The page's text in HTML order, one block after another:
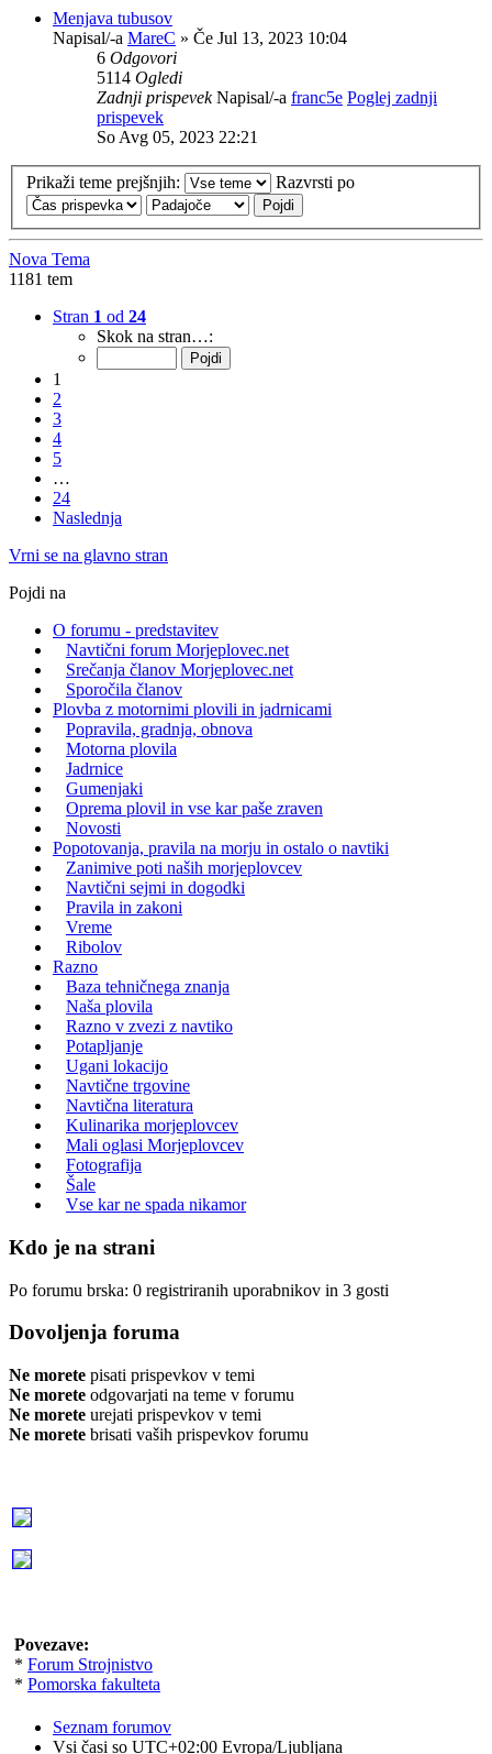
Menjava tubusov
Napisal/-a MareC » Če Jul 13, 2023 10:04
6 Odgovori
5114 Ogledi
Zadnji prispevekNapisal/-a franc5e Poglej zadnji
prispevek
So Avg 05, 2023 22:21
Prikaži teme prejšnjih: Razvrsti po
Nova Tema
1181 tem
Stran 1 od 24
Skok na stran…:
1
2
3
4
5
…
24
Naslednja
Vrni se na glavno stran
Pojdi na
O forumu - predstavitev
Navtični forum Morjeplovec.net
Srečanja članov Morjeplovec.net
Sporočila članov
Plovba z motornimi plovili in jadrnicami
Popravila, gradnja, obnova
Motorna plovila
Jadrnice
Gumenjaki
Oprema plovil in vse kar paše zraven
Novosti
Popotovanja, pravila na morju in ostalo o navtiki
Zanimive poti naših morjeplovcev
Navtični sejmi in dogodki
Pravila in zakoni
Vreme
Ribolov
Razno
Baza tehničnega znanja
Naša plovila
Razno v zvezi z navtiko
Potapljanje
Ugani lokacijo
Navtične trgovine
Navtična literatura
Kulinarika morjeplovcev
Mali oglasi Morjeplovcev
Fotografija
Šale
Vse kar ne spada nikamor
Kdo je na strani
Po forumu brska: 0 registriranih uporabnikov in 3 gosti
Dovoljenja foruma
Ne morete pisati prispevkov v temi
Ne morete odgovarjati na teme v forumu
Ne morete urejati prispevkov v temi
Ne morete brisati vaših prispevkov forumu
Povezave:
* Forum Strojnistvo
* Pomorska fakulteta
Seznam forumov
Vsi časi so UTC+02:00 Evropa/Ljubljana